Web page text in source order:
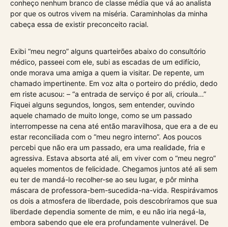
conheço nenhum branco de classe média que vá ao analista
por que os outros vivem na miséria. Caraminholas da minha
cabeça essa de existir preconceito racial.
Exibi “meu negro” alguns quarteirões abaixo do consultório
médico, passeei com ele, subi as escadas de um edifício,
onde morava uma amiga a quem ia visitar. De repente, um
chamado impertinente. Em voz alta o porteiro do prédio, dedo
em riste acusou: – “a entrada de serviço é por ali, crioula…”
Fiquei alguns segundos, longos, sem entender, ouvindo
aquele chamado de muito longe, como se um passado
interrompesse na cena até então maravilhosa, que era a de eu
estar reconciliada com o “meu negro interno”. Aos poucos
percebi que não era um passado, era uma realidade, fria e
agressiva. Estava absorta até ali, em viver com o “meu negro”
aqueles momentos de felicidade. Chegamos juntos até ali sem
eu ter de mandá-lo recolher-se ao seu lugar, e pôr minha
máscara de professora-bem-sucedida-na-vida. Respirávamos
os dois a atmosfera de liberdade, pois descobríramos que sua
liberdade dependia somente de mim, e eu não iria negá-la,
embora sabendo que ele era profundamente vulnerável. De